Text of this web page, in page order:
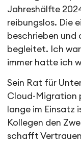
Jahreshälfte
reibungslos. Die
beschrieben und
begleitet. Ich
immer hatte ich
Sein Rat für
Cloud-Migration
lange im Einsatz
Kollegen den
schafft